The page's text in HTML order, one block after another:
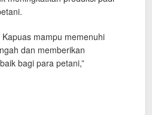
mampu memenuhi
dan memberikan
bagi para petani,”